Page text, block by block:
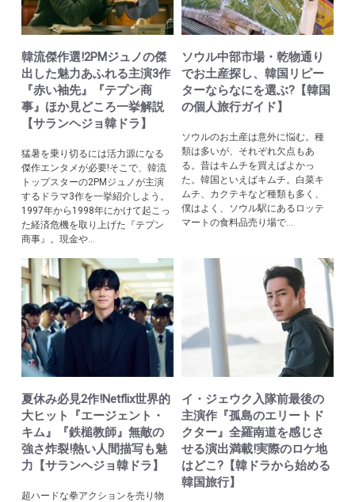
韓流傑作選!2PMジュノの傑
出した魅力あふれる主演3作
『赤い袖先』『テプン商
事』ほか見どころ一挙解説
【サランヘジョ韓ドラ】
猛暑を乗り切るには活力源になる
傑作エンタメが必要!そこで、韓流
トップスターの2PMジュノが主演
するドラマ3作を一挙紹介しよう。
1997年から1998年にかけて起こっ
た経済危機を取り上げた『テプン
商事』。現金や...
ソウル中部市場・乾物通り
でお土産探し、韓国リピー
ターならなにを選ぶ?【韓国
の個人旅行ガイド】
ソウルのお土産は意外に悩む。種
類は多いが、それぞれ欠点もあ
る。昔はキムチを買えばよかっ
た。韓国といえばキムチ。白菜キ
ムチ、カクテキなど種類も多く、
僕はよく、ソウル駅にあるロッテ
マートの食料品売り場で...
夏休み必見2作!Netflix世界的
大ヒット『エージェント・
キム』『鉄槌教師』無敵の
強さ炸裂!熱い人間描写も魅
力【サランヘジョ韓ドラ】
超ハードな拳アクションを売り物
イ・ジェウク入隊前最後の
主演作『孤島のエリートド
クター』全羅南道を感じさ
せる演出満載!実際のロケ地
はどこ?【韓ドラから始める
韓国旅行】